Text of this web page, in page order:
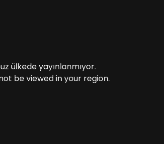
ülkede yayınlanmıyor.
be viewed in your region.